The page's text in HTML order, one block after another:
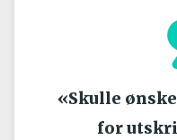
«Skulle
for